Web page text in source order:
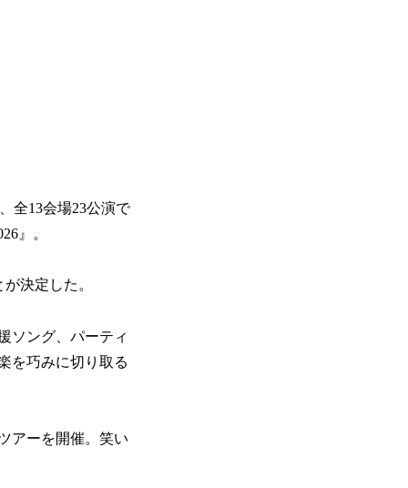
全13会場23公演で
』。
決定した。
ソング、パーティ
を巧みに切り取る
アーを開催。笑い